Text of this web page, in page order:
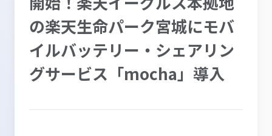
の楽天生命パーク宮城にモバ
イルバッテリー・シェアリン
グサービス「mocha」導入